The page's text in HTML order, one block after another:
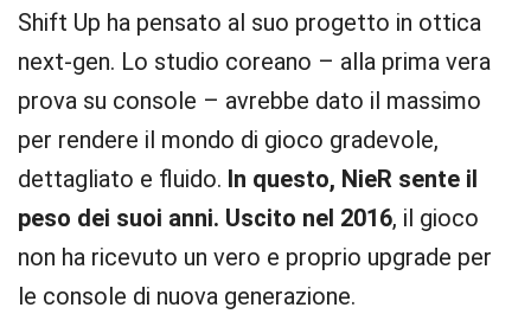
Shift Up ha pensato al suo progetto in ottica
next-gen. Lo studio coreano – alla prima vera
prova su console – avrebbe dato il massimo
per rendere il mondo di gioco gradevole,
dettagliato e fluido. In questo, NieR sente il
peso dei suoi anni. Uscito nel 2016, il gioco
non ha ricevuto un vero e proprio upgrade per
le console di nuova generazione.